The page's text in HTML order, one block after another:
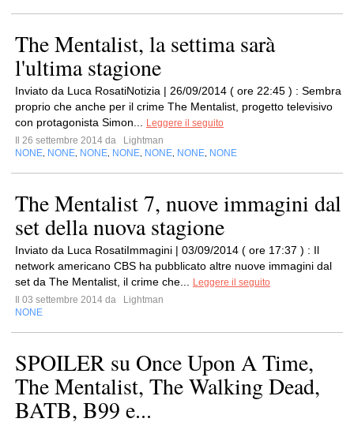
The Mentalist, la settima sarà
l'ultima stagione
Inviato da Luca RosatiNotizia | 26/09/2014 ( ore 22:45 ) : Sembra
proprio che anche per il crime The Mentalist, progetto televisivo
con protagonista Simon...
Leggere il seguito
Il 26 settembre 2014 da
Lightman
NONE NONE NONE NONE NONE NONE NONE
The Mentalist 7, nuove immagini dal
set della nuova stagione
Inviato da Luca RosatiImmagini | 03/09/2014 ( ore 17:37 ) : Il
network americano CBS ha pubblicato altre nuove immagini dal
set da The Mentalist, il crime che...
Leggere il seguito
Il 03 settembre 2014 da
Lightman
NONE
SPOILER su Once Upon A Time,
The Mentalist, The Walking Dead,
BATB, B99 e...